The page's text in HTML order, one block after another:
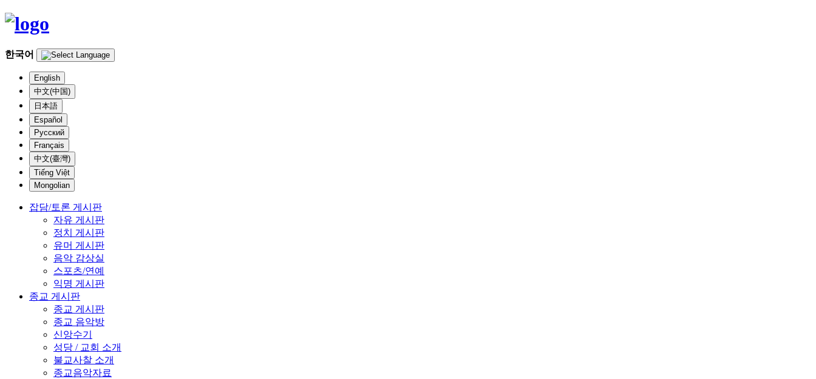
한국어
English
中文(中国)
日本語
Español
Русский
Français
中文(臺灣)
Tiếng Việt
Mongolian
잡담/토론 게시판
자유 게시판
정치 게시판
유머 게시판
음악 감상실
스포츠/연예
익명 게시판
종교 게시판
종교 게시판
종교 음악방
신앙수기
성당 / 교회 소개
불교사찰 소개
종교음악자료